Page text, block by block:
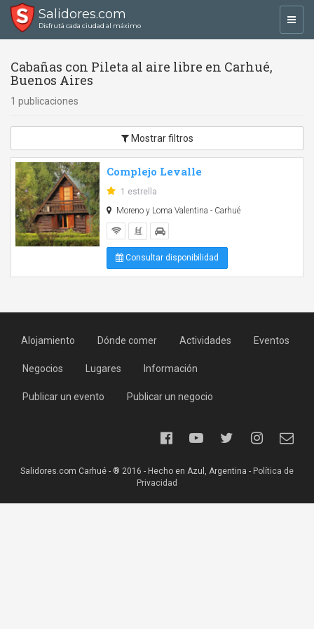
Salidores.com
Disfrutá cada ciudad al máximo
Cabañas con Pileta al aire libre en Carhué,
Buenos Aires
1 publicaciones
Mostrar filtros
Complejo Levalle
1 estrella
Moreno y Loma Valentina - Carhué
Consultar disponibilidad
Alojamiento Dónde comer Actividades Eventos
Negocios Lugares Información
Publicar un evento Publicar un negocio
Salidores.com Carhué - ® 2016 - Hecho en Azul, Argentina - Política de
Privacidad